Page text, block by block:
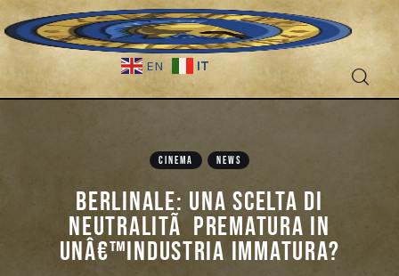
EN IT
Games
Recensioni
CINEMA NEWS
Berlinale: Una scelta di
neutralitÃ prematura in
unâ€™industria immatura?